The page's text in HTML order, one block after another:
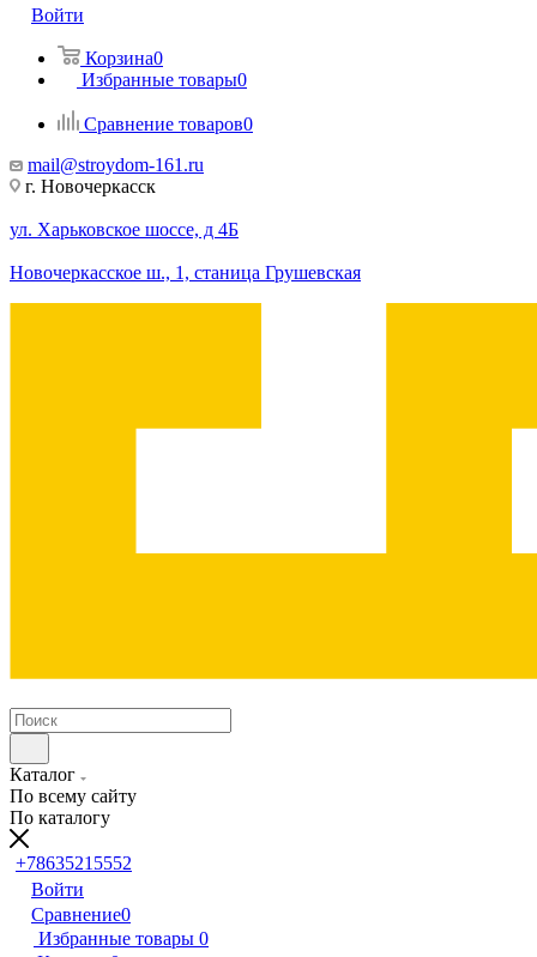
Войти
Корзина0
Избранные товары0
Сравнение товаров0
mail@stroydom-161.ru
г. Новочеркасск
ул. Харьковское шоссе, д 4Б
Новочеркасское ш., 1, станица Грушевская
Каталог
По всему сайту
По каталогу
+78635215552
Войти
Сравнение0
Избранные товары 0